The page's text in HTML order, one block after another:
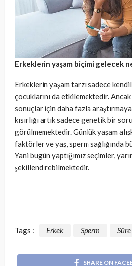
Erkeklerin yaşam biçimi gelecek
Erkeklerin yaşam tarzı sadece
çocuklarını da etkilemektedir.
sonuçlar için daha fazla
kısırlığı artık sadece genetik bir
görülmemektedir. Günlük yaşam
faktörler ve yaş, sperm sağlığında
Yani bugün yaptığımız seçimler,
şekillendirebilmektedir.
Tags : Erkek Sperm Süre
SHARE ON